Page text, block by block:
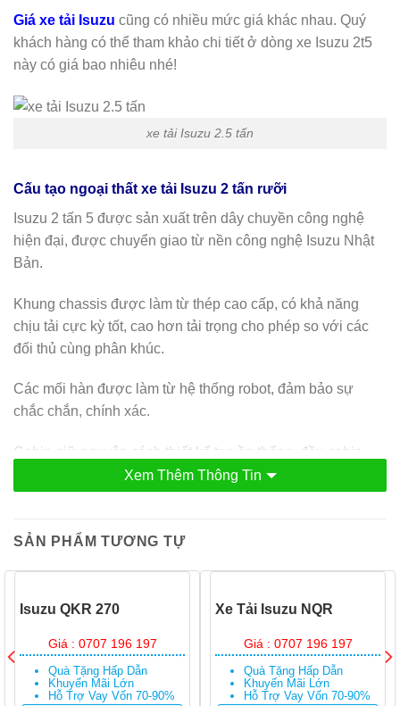
Giá xe tải Isuzu cũng có nhiều mức giá khác nhau. Quý
khách hàng có thể tham khảo chi tiết ở dòng xe Isuzu 2t5
này có giá bao nhiêu nhé!
xe tải Isuzu 2.5 tấn
Cấu tạo ngoại thất xe tải Isuzu 2 tấn rưỡi
Isuzu 2 tấn 5 được sản xuất trên dây chuyền công nghệ
hiện đại, được chuyển giao từ nền công nghệ Isuzu Nhật
Bản.
Khung chassis được làm từ thép cao cấp, có khả năng
chịu tải cực kỳ tốt, cao hơn tải trọng cho phép so với các
đối thủ cùng phân khúc.
Các mối hàn được làm từ hệ thống robot, đảm bảo sự
chắc chắn, chính xác.
Cabin giữ nguyên cách thiết kế truyền thống, đầu cabin
được thiết kế thon gọn hơn với những đường cong một
cách nhẹ nhàng.
Điều này giúp xe dễ dàng di chuyển ở các con hẻm nhỏ
Đầu cabin được thiết kế theo nguyên tắc khí động học,
Kính chắn gió được làm bằng kính cường lực, có độ bền
cao.
Xem Thêm Thông Tin
SẢN PHẨM TƯƠNG TỰ
Isuzu QKR 270
Giá : 0707 196 197
Quà Tặng Hấp Dẫn
Khuyến Mãi Lớn
Hỗ Trợ Vay Vốn 70-90%
Xe Tải Isuzu NQR
Giá : 0707 196 197
Quà Tặng Hấp Dẫn
Khuyến Mãi Lớn
Hỗ Trợ Vay Vốn 70-90%